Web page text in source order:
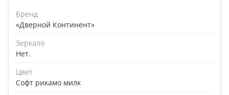
Бренд
«Дверной Континент»
Зеркало
Нет.
Цвет
Софт рикамо милк